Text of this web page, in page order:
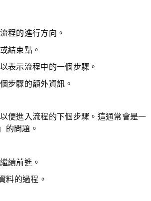
程的進行方向。
結束點。
表示流程中的一個步驟。
步驟的額外資訊。
便進入流程的下個步驟。這通常會是一
的問題。
續前進。
料的過程。